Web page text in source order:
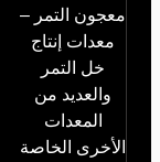
معجون التمر –
معدات إنتاج
خل التمر
والعديد من
المعدات
الأخرى الخاصة